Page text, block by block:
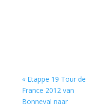
« Etappe 19 Tour de
France 2012 van
Bonneval naar